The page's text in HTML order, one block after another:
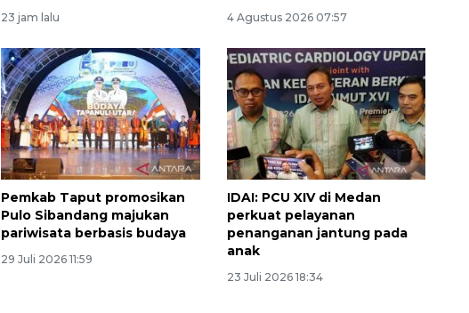
23 jam lalu 4 Agustus 2026 07:57
Pemkab Taput promosikan
Pulo Sibandang majukan
pariwisata berbasis budaya
29 Juli 2026 11:59
IDAI: PCU XIV di Medan
perkuat pelayanan
penanganan jantung pada
anak
23 Juli 2026 18:34
Awas penipuan berbasis AI
2026-08-07 13:45:00